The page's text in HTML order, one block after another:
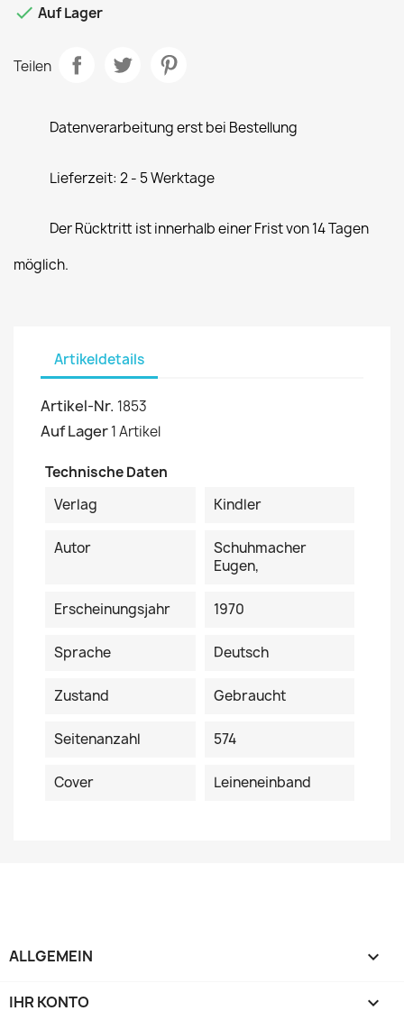
 Auf Lager
Teilen
Datenverarbeitung erst bei Bestellung
Lieferzeit: 2 - 5 Werktage
Der Rücktritt ist innerhalb einer Frist von 14 Tagen
möglich.
Artikeldetails
Artikel-Nr. 1853
Auf Lager1 Artikel
Technische Daten
Verlag
Kindler
Autor
Schuhmacher
Eugen,
Erscheinungsjahr 1970
Sprache Deutsch
Zustand Gebraucht
Seitenanzahl 574
Cover Leineneinband
ALLGEMEIN 
IHR KONTO 